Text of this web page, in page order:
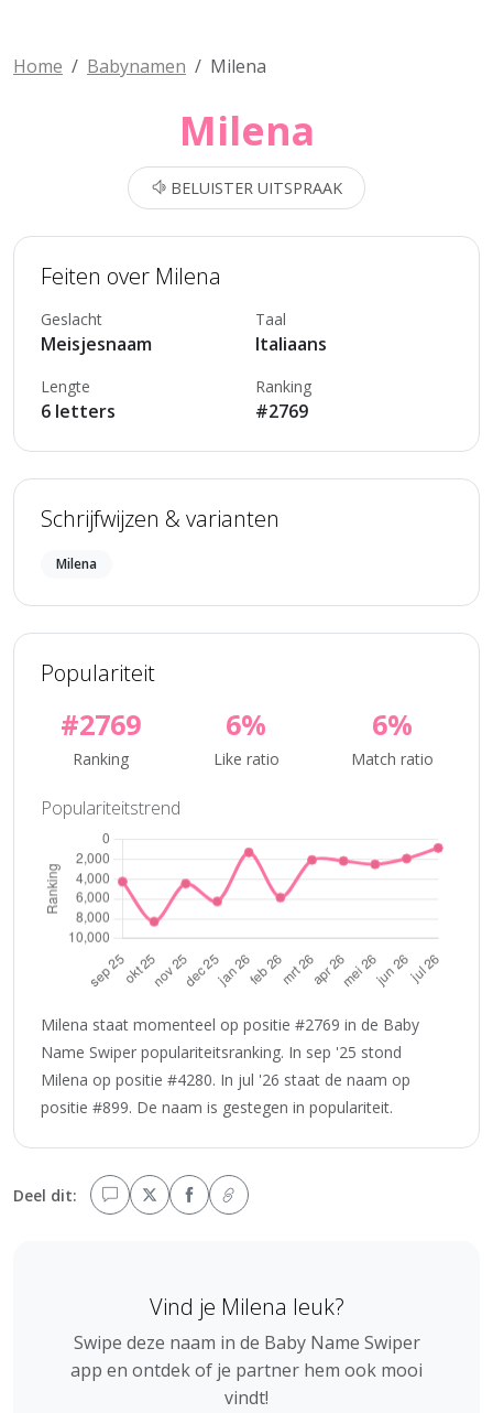
Home Babynamen Milena
Milena
BELUISTER UITSPRAAK
Feiten over Milena
Geslacht
Meisjesnaam
Taal
Italiaans
Lengte
6 letters
Ranking
#2769
Schrijfwijzen & varianten
Milena
Populariteit
#2769
Ranking
6%
Like ratio
6%
Match ratio
Populariteitstrend
Milena staat momenteel op positie #2769 in de Baby
Name Swiper populariteitsranking. In sep '25 stond
Milena op positie #4280. In jul '26 staat de naam op
positie #899. De naam is gestegen in populariteit.
Deel dit:
Vind je Milena leuk?
Swipe deze naam in de Baby Name Swiper
app en ontdek of je partner hem ook mooi
vindt!